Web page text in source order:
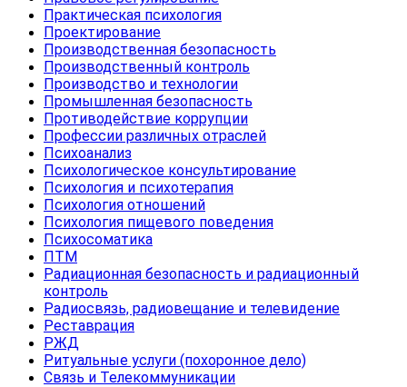
Практическая психология
Проектирование
Производственная безопасность
Производственный контроль
Производство и технологии
Промышленная безопасность
Противодействие коррупции
Профессии различных отраслей
Психоанализ
Психологическое консультирование
Психология и психотерапия
Психология отношений
Психология пищевого поведения
Психосоматика
ПТМ
Радиационная безопасность и радиационный
контроль
Радиосвязь, радиовещание и телевидение
Реставрация
РЖД
Ритуальные услуги (похоронное дело)
Связь и Телекоммуникации